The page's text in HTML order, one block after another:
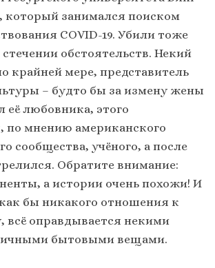
который занимался поиском
COVID-19. Убили тоже
обстоятельств. Некий
крайней мере, представитель
– будто бы за измену жены
её любовника, этого
по мнению американского
сообщества, учёного, а после
Обратите внимание:
а истории очень похожи! И
бы никакого отношения к
всё оправдывается некими
бытовыми вещами.